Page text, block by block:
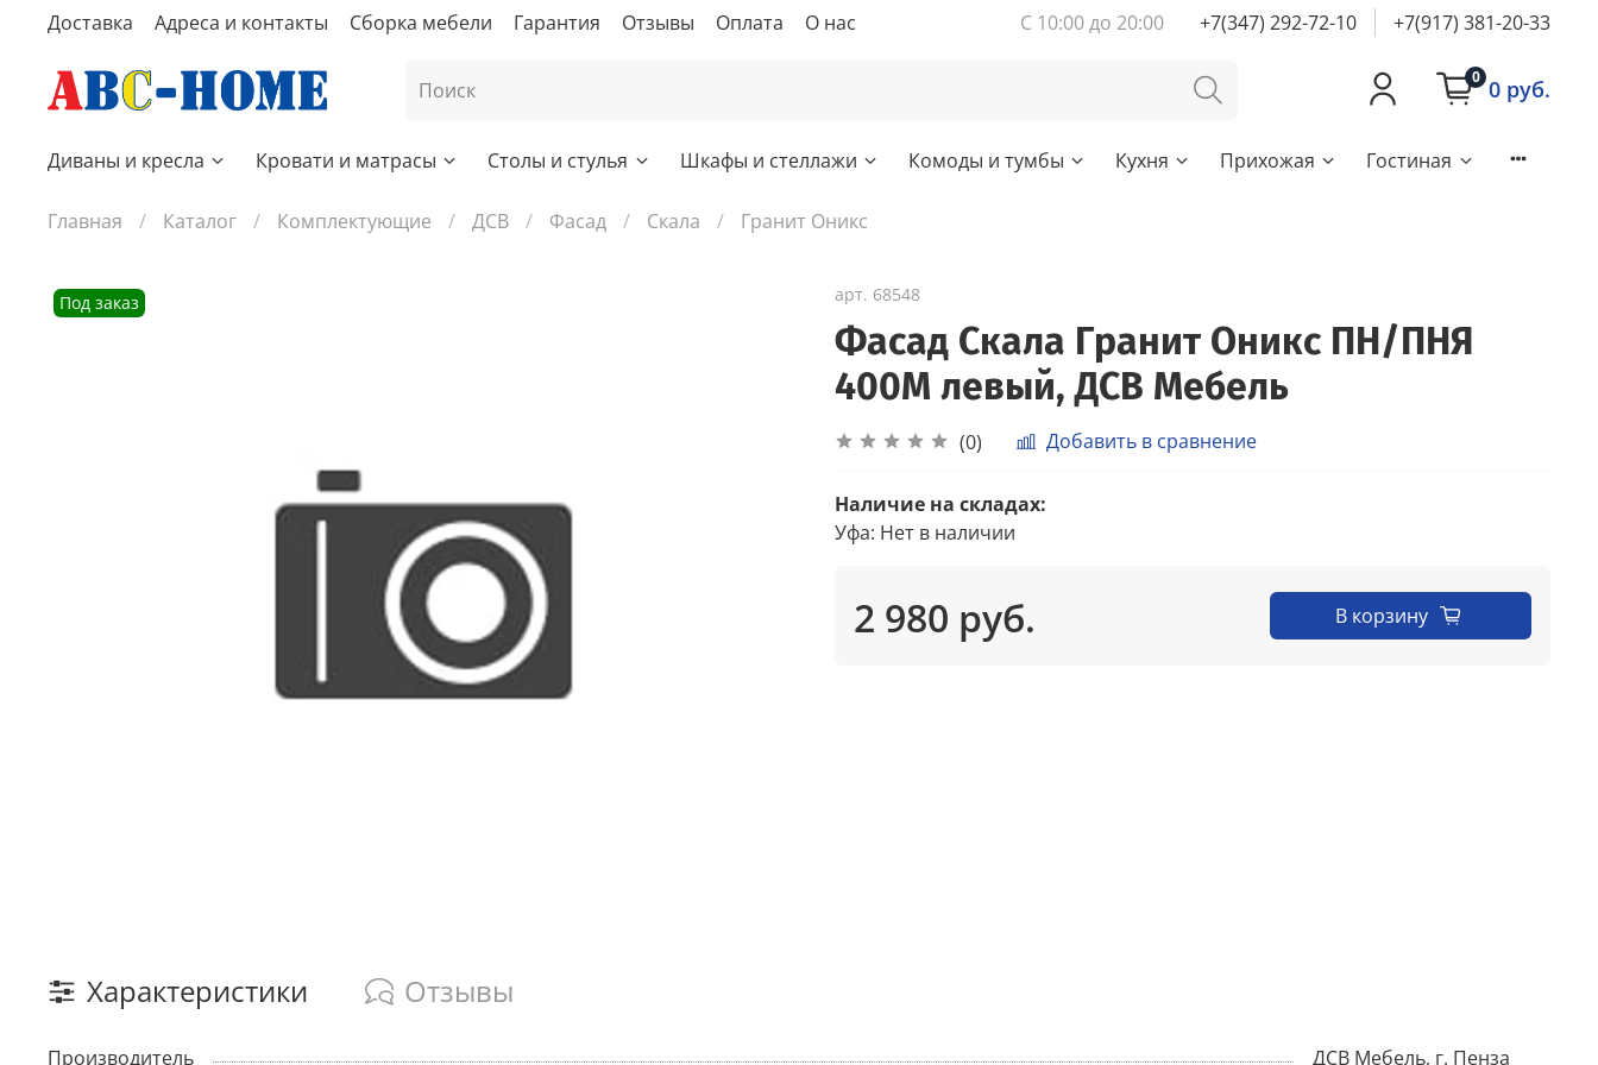
Доставка Адреса и контакты Сборка мебели Гарантия Отзывы Оплата О нас С 10:00 до 20:00 +7(347) 292-72-10 +7(917) 381-20-33
0 0 руб.
Диваны и кресла Кровати и матрасы Столы и стулья Шкафы и стеллажи Комоды и тумбы Кухня Прихожая Гостиная
Главная Каталог Комплектующие ДСВ Фасад Скала Гранит Оникс
Под заказ арт. 68548
Фасад Скала Гранит Оникс ПН/ПНЯ
400М левый, ДСВ Мебель
(0) Добавить в сравнение
Наличие на складах:
Уфа: Нет в наличии
2 980 руб. В корзину
Характеристики Отзывы
Производитель ДСВ Мебель, г. Пенза